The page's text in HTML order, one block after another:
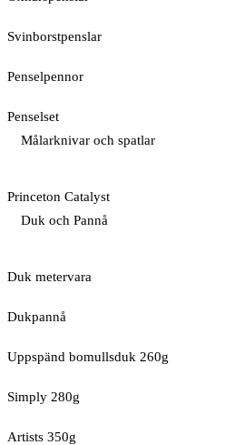
Svinborstpenslar
Penselpennor
Penselset
Målarknivar och spatlar
Princeton Catalyst
Duk och Pannå
Duk metervara
Dukpannå
Uppspänd bomullsduk 260g
Simply 280g
Artists 350g